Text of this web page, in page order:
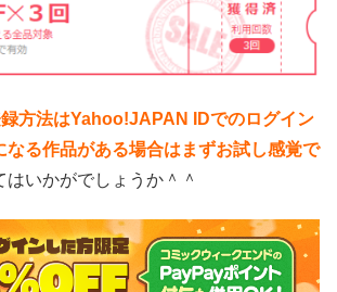
方法はYahoo!JAPAN IDでのログイン
なる作品がある場合はまずお試し感覚で
はいかがでしょうか＾＾